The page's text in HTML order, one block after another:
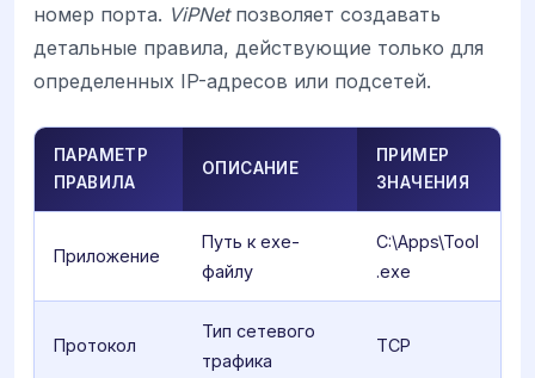
номер порта. ViPNetпозволяет создавать
детальные правила, действующие только для
определенных IP-адресов или подсетей.
ПАРАМЕТР
ПРАВИЛА
ОПИСАНИЕ
ПРИМЕР
ЗНАЧЕНИЯ
Приложение
Путь к exe-
файлу
C:\Apps\Tool
.exe
Протокол
Тип сетевого
трафика
TCP